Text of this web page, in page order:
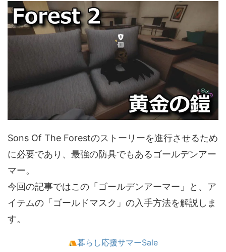
Sons Of The Forestのストーリーを進行させるため
に必要であり、最強の防具でもあるゴールデンアー
マー。
今回の記事ではこの「ゴールデンアーマー」と、ア
イテムの「ゴールドマスク」の入手方法を解説しま
す。
暮らし応援サマーSale